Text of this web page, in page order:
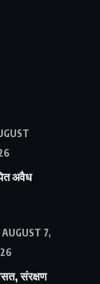
अवैध
AUGUST 7,
संरक्षण